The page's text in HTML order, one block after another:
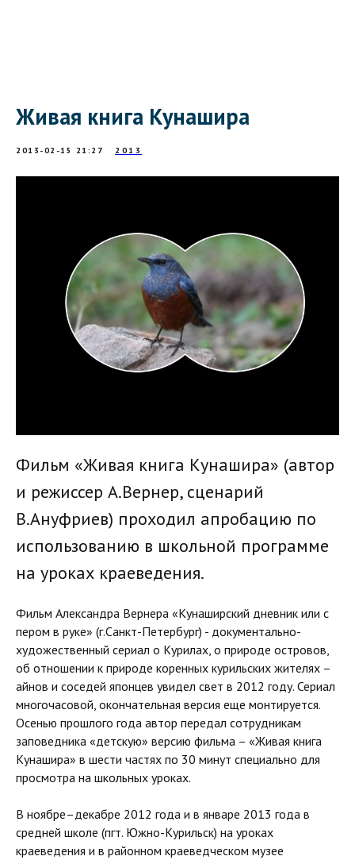
Живая книга Кунашира
2013-02-15 21:27 2013
Фильм «Живая книга Кунашира» (автор
и режиссер А.Вернер, сценарий
В.Ануфриев) проходил апробацию по
использованию в школьной программе
на уроках краеведения.
Фильм Александра Вернера «Кунаширский дневник или с
пером в руке» (г.Санкт-Петербург) - документально-
художественный сериал о Курилах, о природе островов,
об отношении к природе коренных курильских жителях –
айнов и соседей японцев увидел свет в 2012 году. Сериал
многочасовой, окончательная версия еще монтируется.
Осенью прошлого года автор передал сотрудникам
заповедника «детскую» версию фильма – «Живая книга
Кунашира» в шести частях по 30 минут специально для
просмотра на школьных уроках.
В ноябре–декабре 2012 года и в январе 2013 года в
средней школе (пгт. Южно-Курильск) на уроках
краеведения и в районном краеведческом музее